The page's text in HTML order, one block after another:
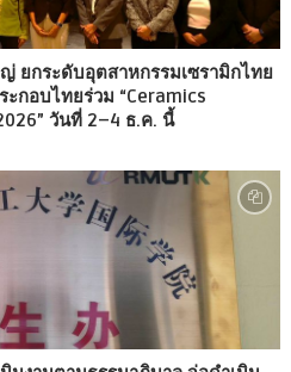
ยกระดับอุตสาหกรรมเซรามิกไทย
กอบไทยร่วม “Ceramics
วันที่ 2–4 ธ.ค. นี้